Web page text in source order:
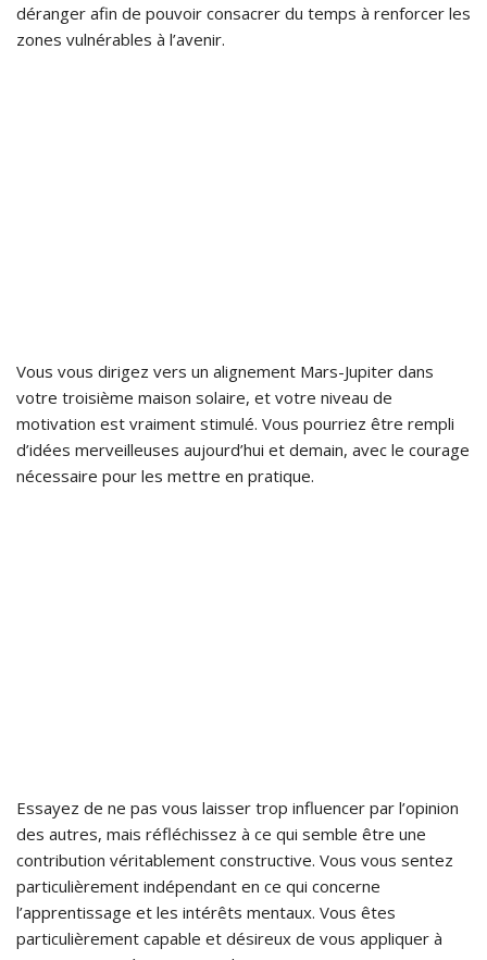
déranger afin de pouvoir consacrer du temps à renforcer les
zones vulnérables à l’avenir.
Vous vous dirigez vers un alignement Mars-Jupiter dans
votre troisième maison solaire, et votre niveau de
motivation est vraiment stimulé. Vous pourriez être rempli
d’idées merveilleuses aujourd’hui et demain, avec le courage
nécessaire pour les mettre en pratique.
Essayez de ne pas vous laisser trop influencer par l’opinion
des autres, mais réfléchissez à ce qui semble être une
contribution véritablement constructive. Vous vous sentez
particulièrement indépendant en ce qui concerne
l’apprentissage et les intérêts mentaux. Vous êtes
particulièrement capable et désireux de vous appliquer à